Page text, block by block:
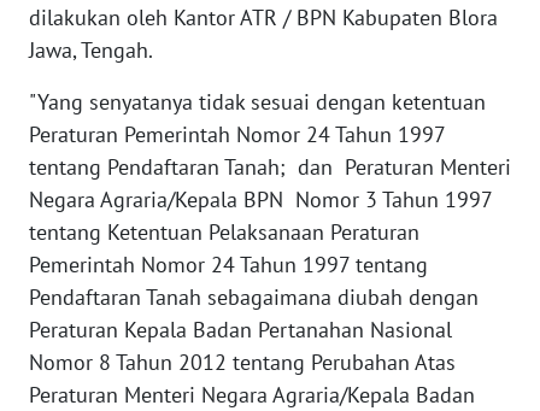
dilakukan oleh Kantor ATR / BPN Kabupaten Blora
Jawa, Tengah.
"Yang senyatanya tidak sesuai dengan ketentuan
Peraturan Pemerintah Nomor 24 Tahun 1997
tentang Pendaftaran Tanah; dan Peraturan Menteri
Negara Agraria/Kepala BPN Nomor 3 Tahun 1997
tentang Ketentuan Pelaksanaan Peraturan
Pemerintah Nomor 24 Tahun 1997 tentang
Pendaftaran Tanah sebagaimana diubah dengan
Peraturan Kepala Badan Pertanahan Nasional
Nomor 8 Tahun 2012 tentang Perubahan Atas
Peraturan Menteri Negara Agraria/Kepala Badan
JABAR
BANTEN
WN
NTT
WN
PAPUA